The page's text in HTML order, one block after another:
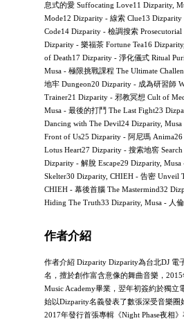
息式的愛 Suffocating Love11 Dizparity,
Mode12 Dizparity - 線索 Clue13 Dizparity
Code14 Dizparity - 檢調搜索 Prosecutorial
Dizparity - 樂福茶 Fortune Tea16
of Death17 Dizparity - 淨化儀式 Ritual
Musa - 極限挑戰課程 The Ultimate
地牢 Dungeon20 Dizparity - 成為研習師
Trainer21 Dizparity - 邪教冥想 Cult of
Musa - 最後的打鬥 The Last Fight23
Dancing with The Devil24 Dizparity, Musa
Front of Us25 Dizparity - 阿尼瑪
Lotus Heart27 Dizparity - 搜索地窖
Dizparity - 解脫 Escape29 Dizparity,
Skelter30 Dizparity, CHIEH - 告密 Unveil
CHIEH - 幕後首腦 The Mastermind32
Hiding The Truth33 Dizparity, Musa - 人
作者介紹
作者介紹 Dizparity Dizparity為台北DJ 電
名，擅於創作富含意像的舞曲音樂，
Music Academy畢業，翌年初簽約於獨立
始以Dizparity名義發表了數張深受音樂圈
2017年發行首張專輯《Night Phase夜相